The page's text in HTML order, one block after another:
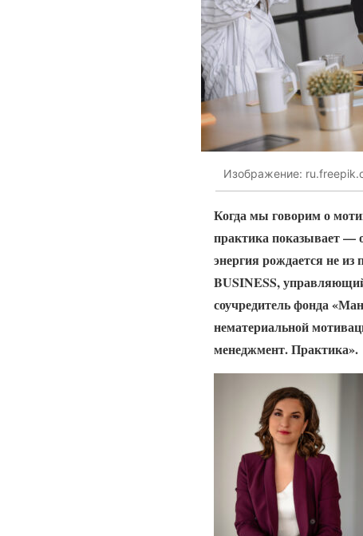
Изображение:
Когда мы говорим о
практика показывает —
энергия рождается не
BUSINESS,
соучредитель фонда
нематериальной
менеджмент. Практика».